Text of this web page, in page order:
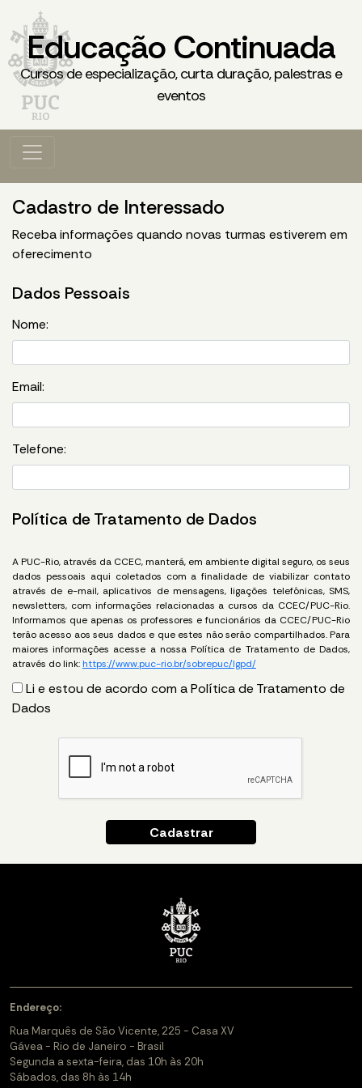
Educação Continuada
Cursos de especialização, curta duração, palestras e
eventos
Cadastro de Interessado
Receba informações quando novas turmas estiverem em
oferecimento
Dados Pessoais
Nome:
Email:
Telefone:
Política de Tratamento de Dados
A PUC-Rio, através da CCEC, manterá, em ambiente digital seguro, os seus
dados pessoais aqui coletados com a finalidade de viabilizar contato
através de e-mail, aplicativos de mensagens, ligações telefônicas, SMS,
newsletters, com informações relacionadas a cursos da CCEC/PUC-Rio.
Informamos que apenas os professores e funcionários da CCEC/PUC-Rio
terão acesso aos seus dados e que estes não serão compartilhados. Para
maiores informações acesse a nossa Política de Tratamento de Dados,
através do link: https://www.puc-rio.br/sobrepuc/lgpd/
Li e estou de acordo com a Política de Tratamento de
Dados
Endereço:
Rua Marquês de São Vicente, 225 - Casa XV
Gávea - Rio de Janeiro - Brasil
Segunda a sexta-feira, das 10h às 20h
Sábados, das 8h às 14h